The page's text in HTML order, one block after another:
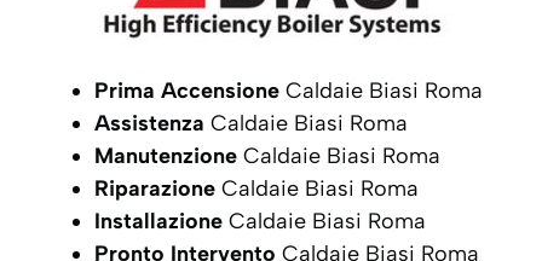
Prima Accensione Caldaie Biasi Roma
Assistenza Caldaie Biasi Roma
Manutenzione Caldaie Biasi Roma
Riparazione Caldaie Biasi Roma
Installazione Caldaie Biasi Roma
Pronto Intervento Caldaie Biasi Roma